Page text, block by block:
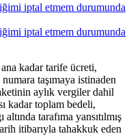
iptal etmem durumunda
iptal etmem durumunda
kadar tarife ücreti,
taşımaya istinaden
aylık vergiler dahil
kadar toplam bedeli,
tarafıma yansıtılmış
itibarıyla tahakkuk eden